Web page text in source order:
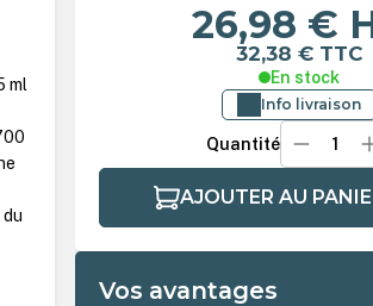
ml
26,98 €
32,38 € TTC
En stock
Info livraison
Quantité
AJOUTER AU
Vos avantages